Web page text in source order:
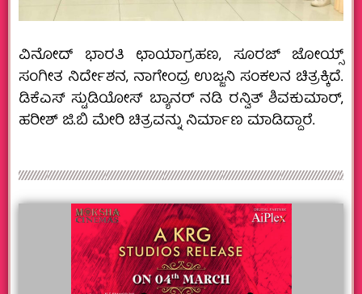
ವಿನೋದ್ ಭಾರತಿ ಛಾಯಾಗ್ರಹಣ, ಸೂರಜ್ ಜೋಯ್ಸ್
ಸಂಗೀತ ನಿರ್ದೇಶನ, ನಾಗೇಂದ್ರ ಉಜ್ಜನಿ ಸಂಕಲನ ಚಿತ್ರಕ್ಕಿದೆ.
ಡಿಕೆಎಸ್ ಸ್ಟುಡಿಯೋಸ್ ಬ್ಯಾನರ್ ನಡಿ ರನ್ವಿತ್ ಶಿವಕುಮಾರ್,
ಹರೀಶ್ ಜಿ.ಬಿ ಮೇರಿ ಚಿತ್ರವನ್ನು ನಿರ್ಮಾಣ ಮಾಡಿದ್ದಾರೆ.